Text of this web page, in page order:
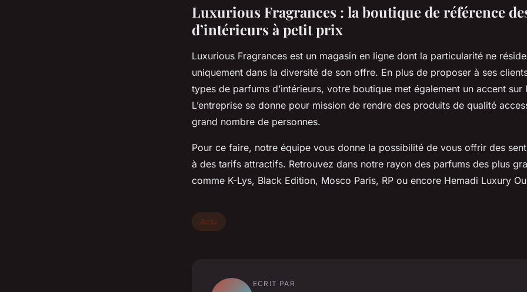
Luxurious Fragrances : la boutique de référence
d’intérieurs à petit prix
Luxurious Fragrances est un magasin en ligne dont la particularité ne
uniquement dans la diversité de son offre. En plus de proposer à ses
types de parfums d’intérieurs, votre boutique met également un accent sur
L’entreprise se donne pour mission de rendre des produits de qualité
grand nombre de personnes.
Pour ce faire, notre équipe vous donne la possibilité de vous offrir des
à des tarifs attractifs. Retrouvez dans notre rayon des parfums des plus
comme K-Lys, Black Edition, Mosco Paris, RP ou encore Hemadi Luxury
Actu
ECRIT PAR